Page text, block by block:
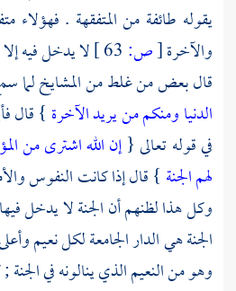
يقوله طائفة من المتفقهة . فهؤلاء
والآخرة[ص:
لا يدخل فيه
قال بعض من غلط من المشايخ لما
الدنيا ومنكم من يريد الآخرة } قال
في قوله تعالى {إن الله اشترى من
لهم الجنة } قال إذا كانت النفوس
وكل هذا لظنهم أن الجنة لا يدخل
الجنة هي الدار الجامعة لكل نعيم
وهو من النعيم الذي ينالونه في